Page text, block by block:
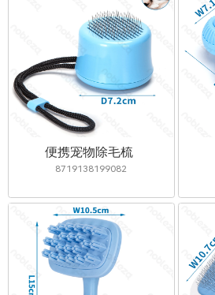
便携宠物除毛梳
8719138199082